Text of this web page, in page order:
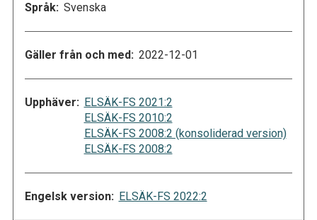
Språk: Svenska
Gäller från och med: 2022-12-01
Upphäver: ELSÄK-FS 2021:2
ELSÄK-FS 2010:2
ELSÄK-FS 2008:2 (konsoliderad version)
ELSÄK-FS 2008:2
Engelsk version: ELSÄK-FS 2022:2